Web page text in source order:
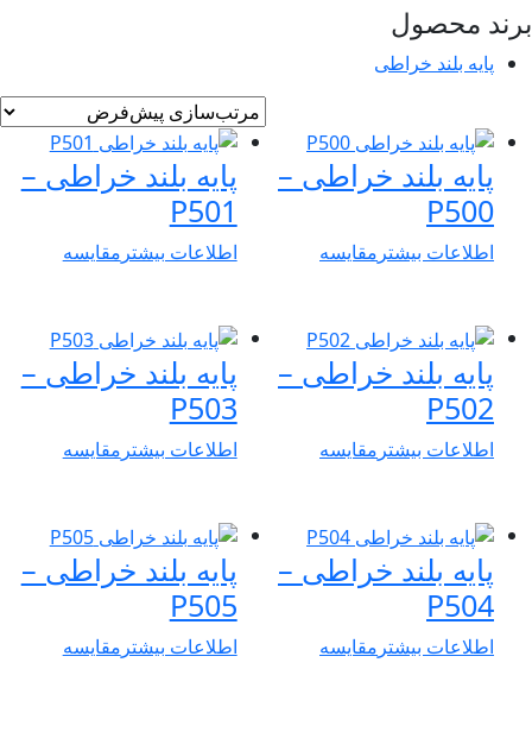
محصول
پایه بلند خراطی
پایه بلند خراطی –
P500
اطلاعات بیشترمقایسه
پایه بلند خراطی –
P501
اطلاعات بیشترمقایسه
پایه بلند خراطی –
P502
اطلاعات بیشترمقایسه
پایه بلند خراطی –
P503
اطلاعات بیشترمقایسه
پایه بلند خراطی –
P504
اطلاعات بیشترمقایسه
پایه بلند خراطی –
P505
اطلاعات بیشترمقایسه